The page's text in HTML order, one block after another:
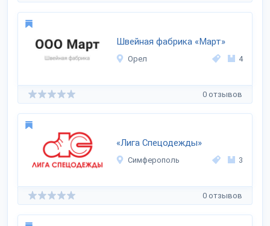
Швейная фабрика «Март»
Орел 4
0 отзывов
«Лига Спецодежды»
Симферополь 3
0 отзывов